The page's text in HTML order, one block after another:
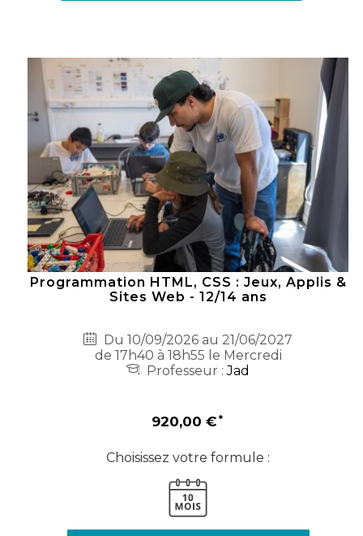
Programmation HTML, CSS : Jeux, Applis &
Sites Web - 12/14 ans
Du 10/09/2026 au 21/06/2027
de 17h40 à 18h55 le Mercredi
Professeur :Jad
920,00 €
Choisissez votre formule :